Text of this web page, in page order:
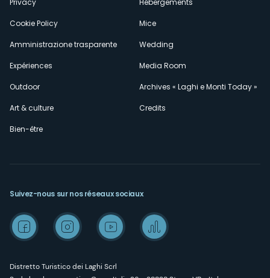
Privacy
Cookie Policy
Amministrazione trasparente
Expériences
Outdoor
Art & culture
Bien-être
Hébergements
Mice
Wedding
Media Room
Archives « Laghi e Monti Today »
Credits
Distretto Turistico dei Laghi Scrl
Suivez-nous sur nos réseaux sociaux